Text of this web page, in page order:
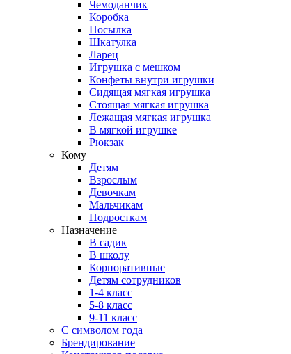
Чемоданчик
Коробка
Посылка
Шкатулка
Ларец
Игрушка с мешком
Конфеты внутри игрушки
Сидящая мягкая игрушка
Стоящая мягкая игрушка
Лежащая мягкая игрушка
В мягкой игрушке
Рюкзак
Кому
Детям
Взрослым
Девочкам
Мальчикам
Подросткам
Назначение
В садик
В школу
Корпоративные
Детям сотрудников
1-4 класс
5-8 класс
9-11 класс
С символом года
Брендирование